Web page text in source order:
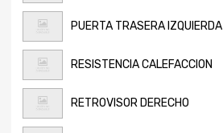
PUERTA TRASERA IZQUIERDA
RESISTENCIA CALEFACCION
RETROVISOR DERECHO